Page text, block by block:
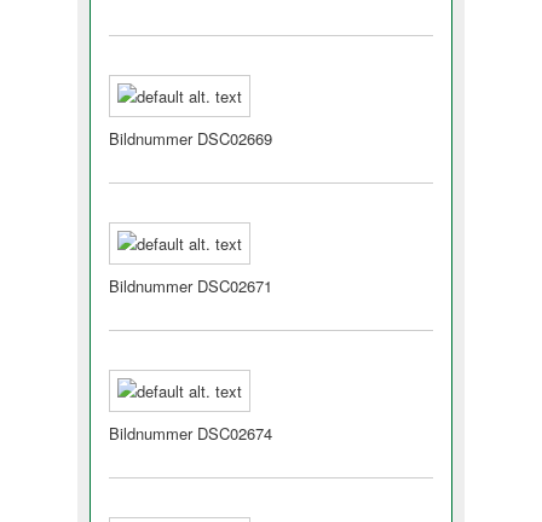
Bildnummer DSC02669
Bildnummer DSC02671
Bildnummer DSC02674